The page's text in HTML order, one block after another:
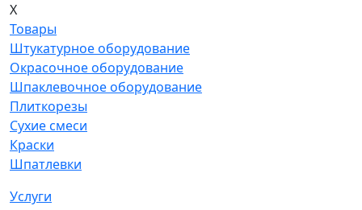
X
Товары
Штукатурное оборудование
Окрасочное оборудование
Шпаклевочное оборудование
Плиткорезы
Сухие смеси
Краски
Шпатлевки
Услуги